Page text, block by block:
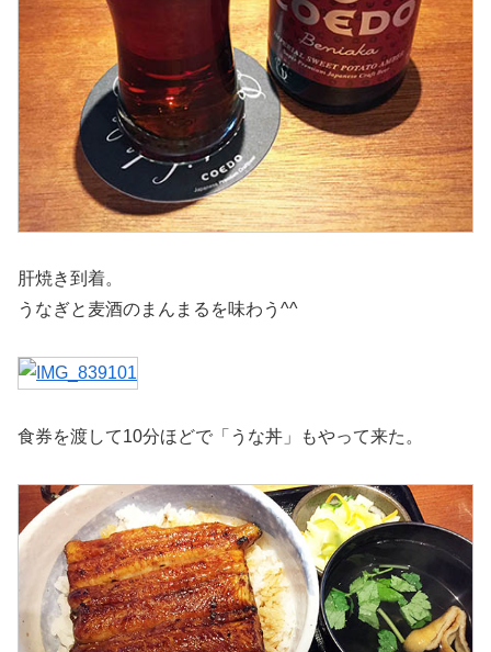
肝焼き到着。
うなぎと麦酒のまんまるを味わう^^
食券を渡して10分ほどで「うな丼」もやって来た。